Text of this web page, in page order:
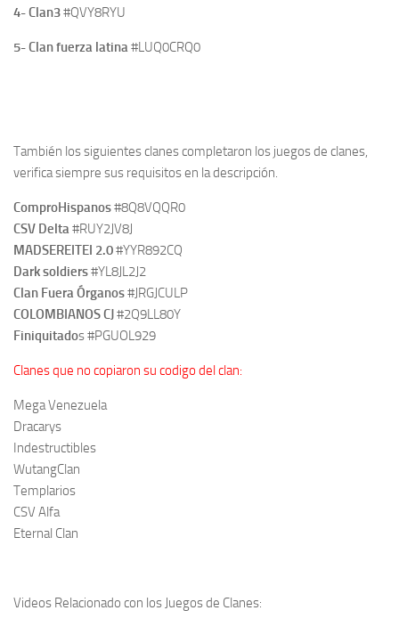
4- Clan3#QVY8RYU
5- Clan fuerza latina#LUQ0CRQ0
También los siguientes clanes completaron los juegos de clanes,
verifica siempre sus requisitos en la descripción.
ComproHispanos#8Q8VQQR0
CSV Delta#RUY2JV8J
MADSEREITEI 2.0#YYR892CQ
Dark soldiers#YL8JL2J2
Clan Fuera Órganos#JRGJCULP
COLOMBIANOS CJ#2Q9LL80Y
Finiquitados #PGUOL929
Clanes que no copiaron su codigo del clan:
Mega Venezuela
Dracarys
Indestructibles
WutangClan
Templarios
CSV Alfa
Eternal Clan
Videos Relacionado con los Juegos de Clanes: